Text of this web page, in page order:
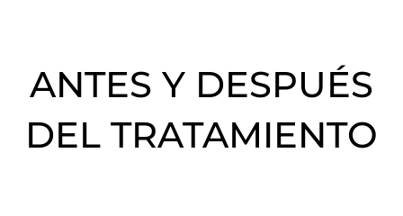
ANTES Y DESPUÉS
DEL TRATAMIENTO